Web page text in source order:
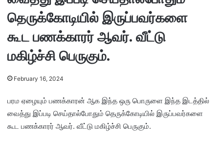
தெருக்கோடியில் இருப்பவர்களை
கூட பணக்காரர் ஆவர். வீட்டு
மகிழ்ச்சி பெருகும்.
February 16, 2024
பரம ஏழையும் பணக்காரன் ஆக இந்த ஒரு பொருளை இந்த இடத்தில்
வைத்து இப்படி செய்தால்போதும் தெருக்கோடியில் இருப்பவர்களை
கூட பணக்காரர் ஆவர். வீட்டு மகிழ்ச்சி பெருகும்.